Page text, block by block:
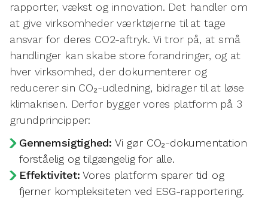
rapporter, vækst og innovation. Det handler om
at give virksomheder værktøjerne til at tage
ansvar for deres CO2-aftryk. Vi tror på, at små
handlinger kan skabe store forandringer, og at
hver virksomhed, der dokumenterer og
reducerer sin CO₂-udledning, bidrager til at løse
klimakrisen. Derfor bygger vores platform på 3
grundprincipper:
Gennemsigtighed: Vi gør CO₂-dokumentation
forståelig og tilgængelig for alle.
Effektivitet: Vores platform sparer tid og
fjerner kompleksiteten ved ESG-rapportering.